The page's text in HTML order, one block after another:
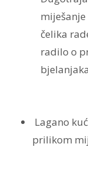
čelika
radilo o
Lagano
prilikom